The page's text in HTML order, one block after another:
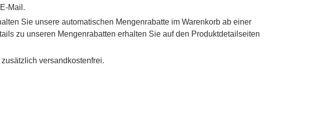
Mail.
Sie unsere automatischen Mengenrabatte im Warenkorb ab einer
zu unseren Mengenrabatten erhalten Sie auf den Produktdetailseiten
versandkostenfrei.